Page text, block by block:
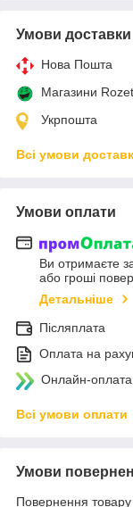
Умови доставки
Нова Пошта
Магазини
Укрпошта
Всі умови
Умови оплати
Ви отримаєте
або гроші
Детальніше
Післяплата
Оплата на
Онлайн-
Всі умови оплати
Умови
Повернення